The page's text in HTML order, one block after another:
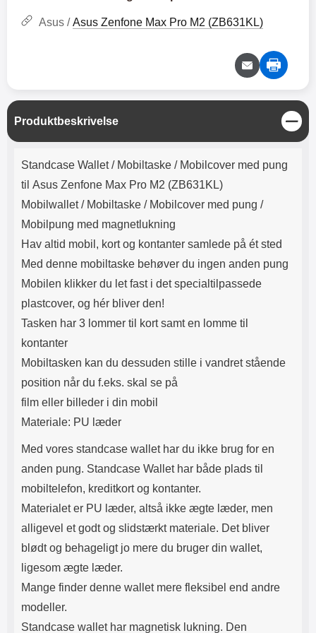
kabel medfølger. Produktet er CE
DC5V/3.0A (15W) 9V/2.0A (18W)
12V/1.5 (18W) Type-C: 5V/3A
12V/1.67A(PD20W) Total Effekt:
5V/3A Max Maximum output:
meter Farve: Hvid
Asus /Asus Zenfone Max Pro M2 (ZB631KL)
Produktbeskrivelse
L
u
k
Produktbeskrivelse
Standcase Wallet / Mobiltaske / Mobilcover med pung
til Asus Zenfone Max Pro M2 (ZB631KL)
Mobilwallet / Mobiltaske / Mobilcover med pung /
Mobilpung med magnetlukning
Hav altid mobil, kort og kontanter samlede på ét sted
Med denne mobiltaske behøver du ingen anden pung
Mobilen klikker du let fast i det specialtilpassede
plastcover, og hér bliver den!
Tasken har 3 lommer til kort samt en lomme til
kontanter
Mobiltasken kan du dessuden stille i vandret stående
position når du f.eks. skal se på
film eller billeder i din mobil
Materiale: PU læder
Med vores standcase wallet har du ikke brug for en
anden pung. Standcase Wallet har både plads til
mobiltelefon, kreditkort og kontanter.
Materialet er PU læder, altså ikke ægte læder, men
alligevel et godt og slidstærkt materiale. Det bliver
blødt og behageligt jo mere du bruger din wallet,
ligesom ægte læder.
Mange finder denne wallet mere fleksibel end andre
modeller.
Standcase wallet har magnetisk lukning. Den